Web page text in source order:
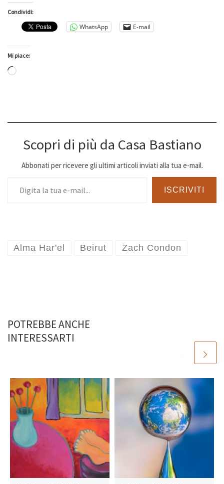
Condividi:
WhatsApp E-mail
Mi piace:
Caricamento in corso…
Scopri di più da Casa Bastiano
Abbonati per ricevere gli ultimi articoli inviati alla tua e-mail.
ISCRIVITI
Alma Har'el Beirut Zach Condon
POTREBBE ANCHE
INTERESSARTI